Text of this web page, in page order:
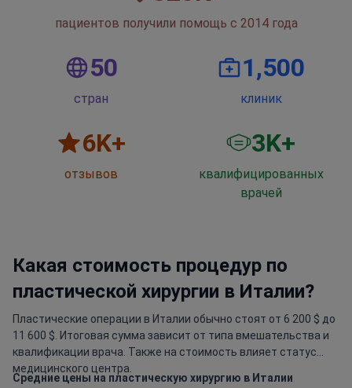
пациентов получили помощь с 2014 года
50
стран
1,500
клиник
6K+
отзывов
3K+
квалифицированных
врачей
Какая стоимость процедур по
пластической хирургии в Италии?
Пластические операции в Италии обычно стоят от 6 200 $ до
11 600 $. Итоговая сумма зависит от типа вмешательства и
квалификации врача. Также на стоимость влияет статус
медицинского центра.
Средние цены на пластическую хирургию в Италии